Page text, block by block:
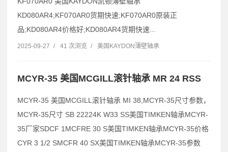
KD080AR4;KF070AR0货期快速;KF070AR0原装正
品;KD080AR4价格好;KD080AR4货期快速...
2025-09-27 / 41 次浏览 / 美国KAYDON薄壁轴承
MCYR-35 美国MCGILL滚针轴承 MR 24 RSS
MCYR-35 美国MCGILL滚针轴承 MI 38,MCYR-35尺寸参数，
MCYR-35尺寸 SB 22224K W33 SS美国TIMKEN轴承MCYR-
35厂家SDCF 1MCFRE 30 S美国TIMKEN轴承MCYR-35价格
CYR 3 1/2 SMCFR 40 SX美国TIMKEN轴承MCYR-35参数